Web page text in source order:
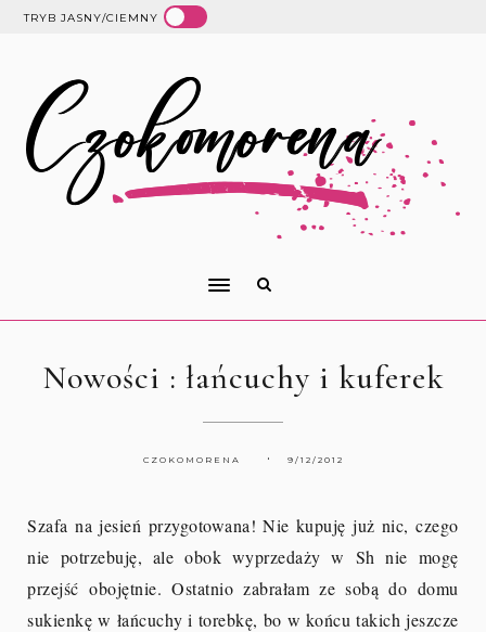
TRYB JASNY/CIEMNY
Nowości : łańcuchy i kuferek
CZOKOMORENA 9/12/2012
Szafa na jesień przygotowana! Nie kupuję już nic, czego
nie potrzebuję, ale obok wyprzedaży w Sh nie mogę
przejść obojętnie. Ostatnio zabrałam ze sobą do domu
sukienkę w łańcuchy i torebkę, bo w końcu takich jeszcze